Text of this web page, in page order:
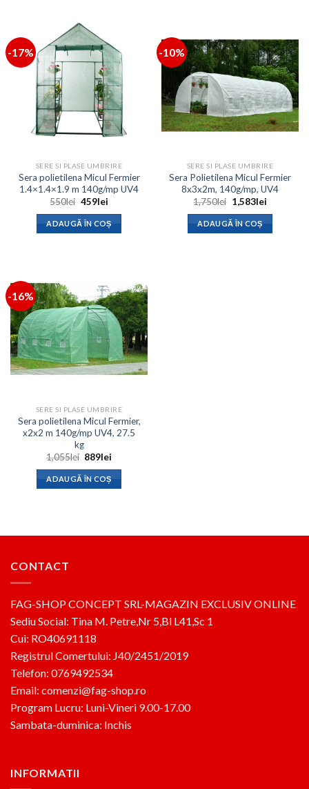
-17%
SERE SI PLASE UMBRIRE
Sera polietilena Micul Fermier
1.4×1.4×1.9 m 140g/mp UV4
550lei Prețul
a
fost:
550lei.
459leiPrețul
este:
459lei.
ADAUGĂ ÎN COȘ
-10%
SERE SI PLASE UMBRIRE
Sera Polietilena Micul Fermier
8x3x2m, 140g/mp, UV4
1,750lei Prețul
inițial
a
fost:
1,750lei.
1,583leiPrețul
ADAUGĂ ÎN COȘ
-16%
SERE SI PLASE UMBRIRE
Sera polietilena Micul Fermier,
x2x2 m 140g/mp UV4, 27.5
kg
1,055lei Prețul
a
fost:
1,055lei.
889lei
ADAUGĂ ÎN COȘ
CONTACT
FAG-SHOP CONCEPT SRL-MAGAZIN EXCLUSIV ONLINE
Sediu Social: Tina M. Petre,Nr 5,Bl L41,Sc 1
Cui: RO40691118
Registrul Comertului: J40/2451/2019
Telefon: 0769492534
Email: comenzi@fag-shop.ro
Program Lucru: Luni-Vineri 9.00-17.00
Sambata-duminica: Inchis
INFORMATII